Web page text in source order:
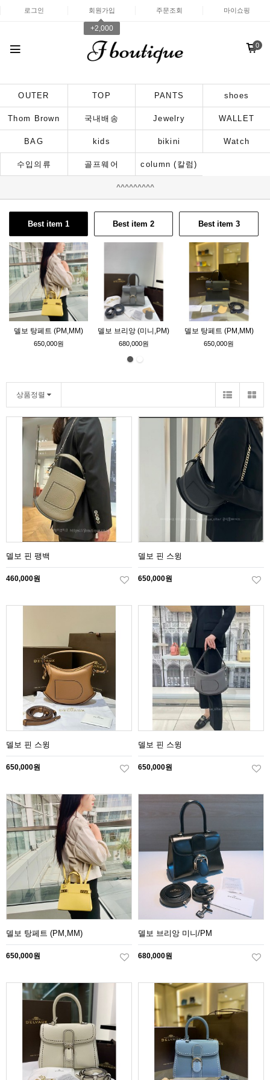
로그인 회원가입
+2,000
주문조회 마이쇼핑
0
OUTER TOP PANTS shoes
Thom Brown 국내배송 Jewelry WALLET
BAG kids bikini Watch
수입의류 골프웨어 column (칼럼)
^^^^^^^^^
Best item 1
델보 탕페트 (PM,MM)
650,000원
Best item 2
델보 브리앙 (미니,PM)
680,000원
Best item 3
델보 탕페트 (PM,MM)
650,000원
상품정렬
델보 핀 팽백
460,000원
델보 핀 스윙
650,000원
델보 핀 스윙
650,000원
델보 핀 스윙
650,000원
델보 탕페트 (PM,MM)
650,000원
델보 브리앙 미니/PM
680,000원